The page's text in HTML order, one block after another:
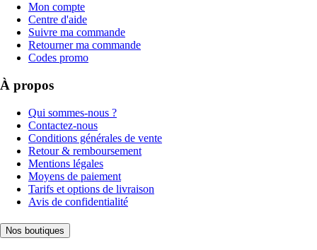
Mon compte
Centre d'aide
Suivre ma commande
Retourner ma commande
Codes promo
À propos
Qui sommes-nous ?
Contactez-nous
Conditions générales de vente
Retour & remboursement
Mentions légales
Moyens de paiement
Tarifs et options de livraison
Avis de confidentialité
Nos boutiques